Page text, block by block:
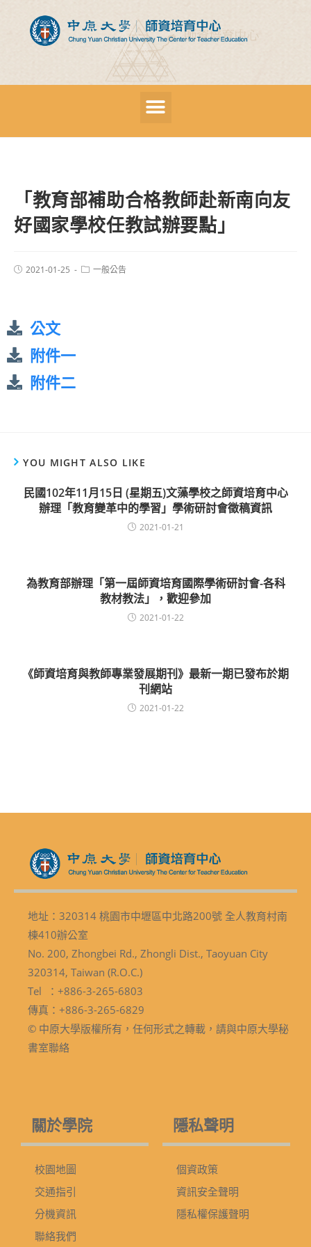
「教育部補助合格教師赴新南向友
好國家學校任教試辦要點」
2021-01-25 一般公告
公文
附件一
附件二
YOU MIGHT ALSO LIKE
民國102年11月15日 (星期五)文藻學校之師資培育中心
辦理「教育變革中的學習」學術研討會徵稿資訊
2021-01-21
為教育部辦理「第一屆師資培育國際學術研討會-各科
教材教法」，歡迎參加
2021-01-22
《師資培育與教師專業發展期刊》最新一期已發布於期
刊網站
2021-01-22
地址：320314 桃園市中壢區中北路200號 全人教育村南
棟410辦公室
No. 200, Zhongbei Rd., Zhongli Dist., Taoyuan City
320314, Taiwan (R.O.C.)
Tel ：+886-3-265-6803
傳真：+886-3-265-6829
© 中原大學版權所有，任何形式之轉載，請與中原大學秘
書室聯絡
關於學院
校園地圖
交通指引
分機資訊
聯絡我們
隱私聲明
個資政策
資訊安全聲明
隱私權保護聲明